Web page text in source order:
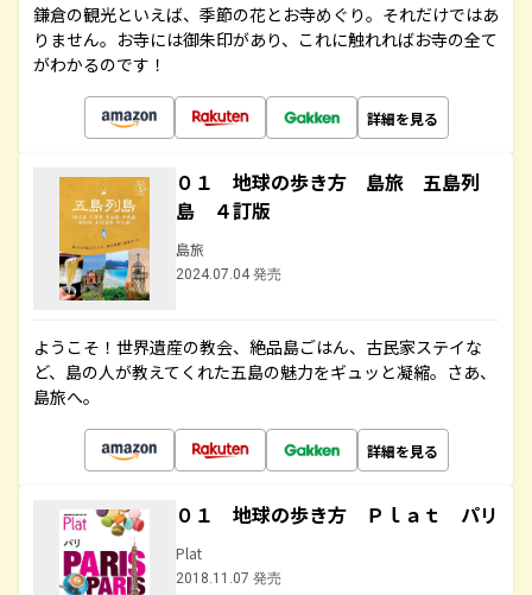
鎌倉の観光といえば、季節の花とお寺めぐり。それだけではあ
りません。お寺には御朱印があり、これに触れればお寺の全て
がわかるのです！
詳細を見る
０１ 地球の歩き方 島旅 五島列
島 ４訂版
島旅
2024.07.04 発売
ようこそ！世界遺産の教会、絶品島ごはん、古民家ステイな
ど、島の人が教えてくれた五島の魅力をギュッと凝縮。さあ、
島旅へ。
詳細を見る
０１ 地球の歩き方 Ｐｌａｔ パリ
Plat
2018.11.07 発売